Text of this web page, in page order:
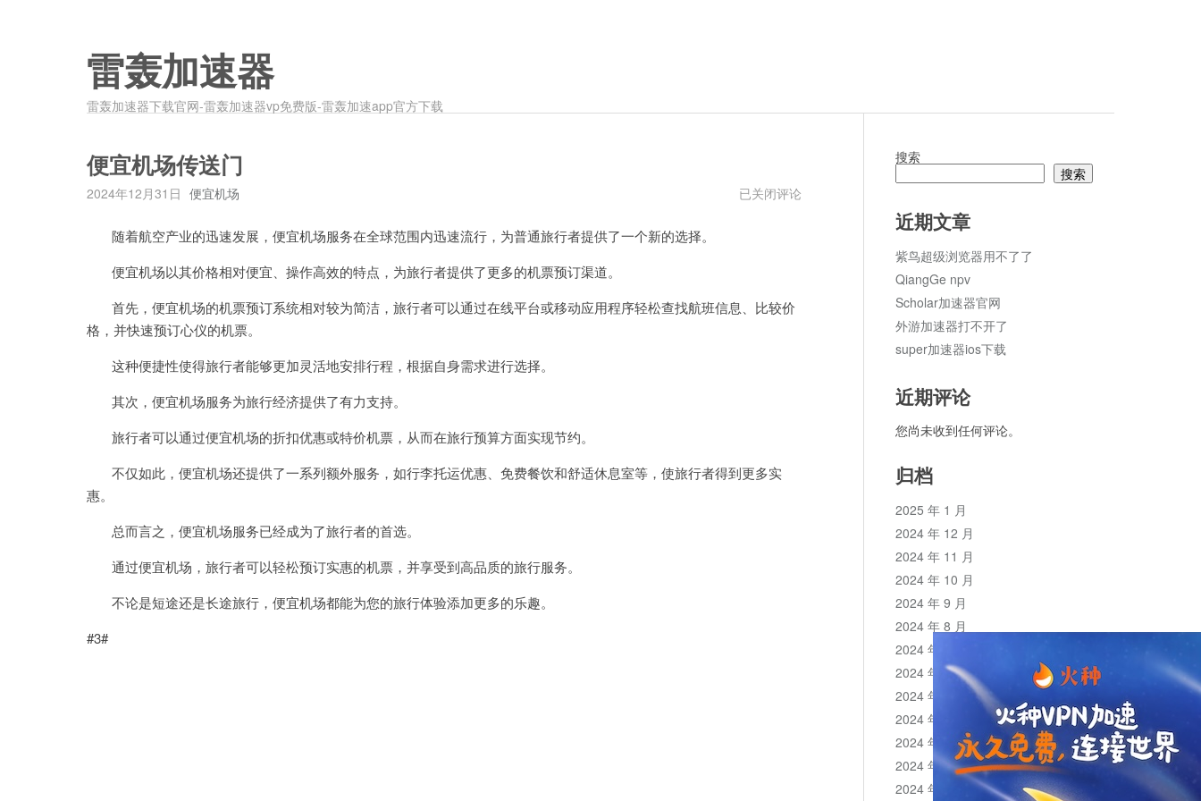
雷轰加速器
雷轰加速器下载官网-雷轰加速器vp免费版-雷轰加速app官方下载
便宜机场传送门
2024年12月31日 便宜机场
便
已关闭评论
随着航空产业的迅速发展，便宜机场服务在全球范围内迅速流行，为普通旅行者提供了一个新的选择。
便宜机场以其价格相对便宜、操作高效的特点，为旅行者提供了更多的机票预订渠道。
首先，便宜机场的机票预订系统相对较为简洁，旅行者可以通过在线平台或移动应用程序轻松查找航班信息、比较价
格，并快速预订心仪的机票。
这种便捷性使得旅行者能够更加灵活地安排行程，根据自身需求进行选择。
其次，便宜机场服务为旅行经济提供了有力支持。
旅行者可以通过便宜机场的折扣优惠或特价机票，从而在旅行预算方面实现节约。
不仅如此，便宜机场还提供了一系列额外服务，如行李托运优惠、免费餐饮和舒适休息室等，使旅行者得到更多实
惠。
总而言之，便宜机场服务已经成为了旅行者的首选。
通过便宜机场，旅行者可以轻松预订实惠的机票，并享受到高品质的旅行服务。
不论是短途还是长途旅行，便宜机场都能为您的旅行体验添加更多的乐趣。
#3#
搜索
搜索
近期文章
紫鸟超级浏览器用不了了
QiangGe npv
Scholar加速器官网
外游加速器打不开了
super加速器ios下载
近期评论
您尚未收到任何评论。
归档
2025 年 1 月
2024 年 12 月
2024 年 11 月
2024 年 10 月
2024 年 9 月
2024 年 8 月
2024 年 7 月
2024 年 6 月
2024 年 5 月
2024 年 4 月
2024 年 3 月
2024 年 2 月
2024 年 1 月